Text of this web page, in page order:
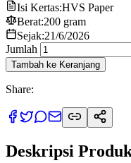
Isi Kertas:HVS Paper
Berat:200 gram
Sejak:21/6/2026
Jumlah
Tambah ke Keranjang
Share:
Deskripsi